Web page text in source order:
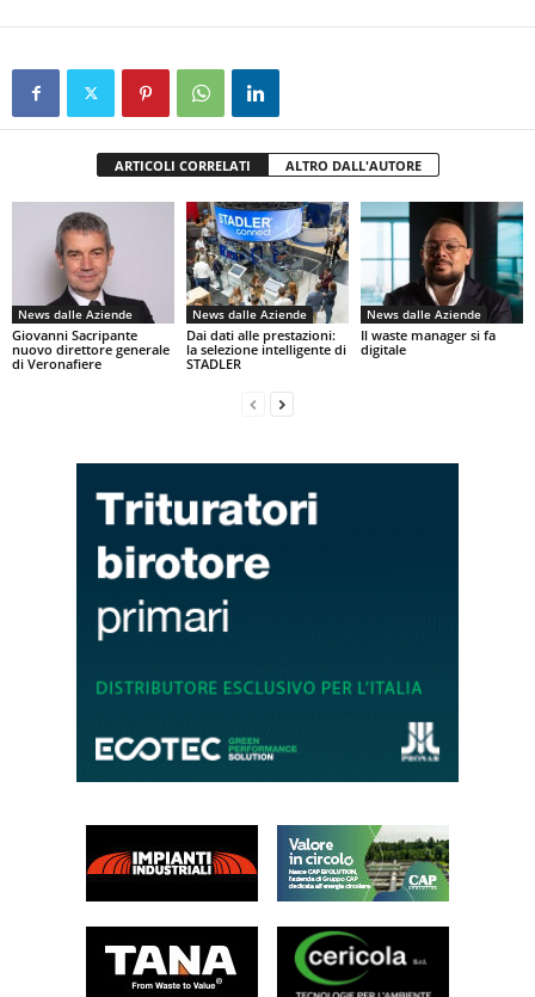
ARTICOLI CORRELATI ALTRO DALL'AUTORE
News dalle Aziende
Giovanni Sacripante
nuovo direttore generale
di Veronafiere
News dalle Aziende
Dai dati alle prestazioni:
la selezione intelligente di
STADLER
News dalle Aziende
Il waste manager si fa
digitale